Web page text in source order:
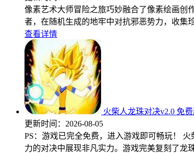
像素艺术大师冒险之旅巧妙融合了像素绘画创
者，在随机生成的地牢中对抗邪恶势力，收集
查看详情
火柴人龙珠对决v2.0 免
更新时间： 2026-08-05
PS：游戏已完全免费，进入游戏即可畅玩！
力的对决中展现非凡实力。游戏完美复刻了龙